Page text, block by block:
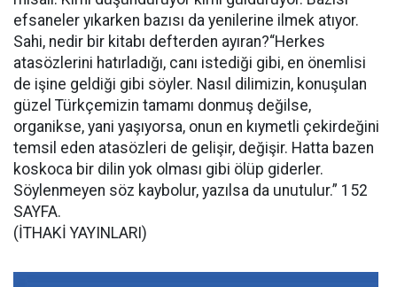
efsaneler yıkarken bazısı da yenilerine ilmek atıyor.
Sahi, nedir bir kitabı defterden ayıran?“Herkes
atasözlerini hatırladığı, canı istediği gibi, en önemlisi
de işine geldiği gibi söyler. Nasıl dilimizin, konuşulan
güzel Türkçemizin tamamı donmuş değilse,
organikse, yani yaşıyorsa, onun en kıymetli çekirdeğini
temsil eden atasözleri de gelişir, değişir. Hatta bazen
koskoca bir dilin yok olması gibi ölüp giderler.
Söylenmeyen söz kaybolur, yazılsa da unutulur.” 152
SAYFA.
(İTHAKİ YAYINLARI)